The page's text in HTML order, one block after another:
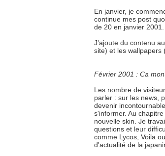
En janvier, je
continue mes post
de 20 en janvier 2001.
J'ajoute du contenu
site) et les wallpapers
Février 2001 : Ca
Les nombre de
parler : sur les news,
devenir
s'informer. Au
nouvelle skin. Je
questions et leur
comme Lycos, Voila
d'actualité de la